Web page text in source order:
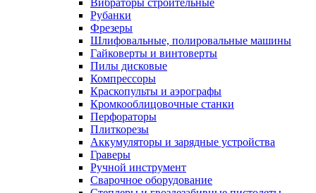
Вибраторы строительные
Рубанки
Фрезеры
Шлифовальные, полировальные машины
Гайковерты и винтоверты
Пилы дисковые
Компрессоры
Краскопульты и аэрографы
Кромкооблицовочные станки
Перфораторы
Плиткорезы
Аккумуляторы и зарядные устройства
Граверы
Ручной инструмент
Сварочное оборудование